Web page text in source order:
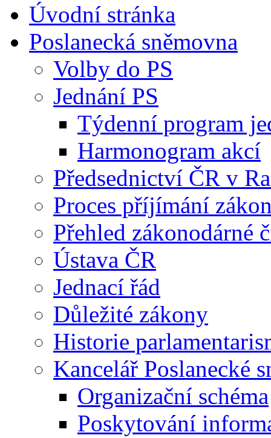
Úvodní stránka
Poslanecká sněmovna
Volby do PS
Jednání PS
Týdenní program
Harmonogram akcí
Předsednictví ČR v
Proces příjímání
Přehled zákonodárné
Ústava ČR
Jednací řád
Důležité zákony
Historie
Kancelář Poslanecké
Organizační schéma
Poskytování